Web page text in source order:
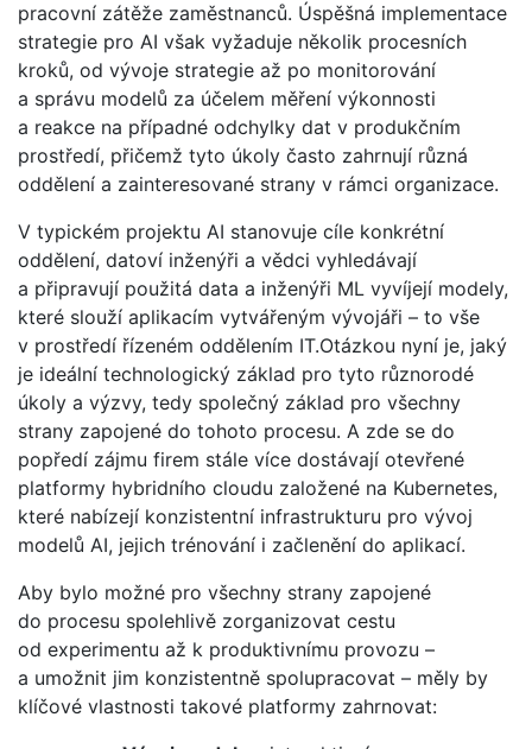
pracovní zátěže zaměstnanců. Úspěšná implementace
strategie pro AI však vyžaduje několik procesních
kroků, od vývoje strategie až po monitorování
a správu modelů za účelem měření výkonnosti
a reakce na případné odchylky dat v produkčním
prostředí, přičemž tyto úkoly často zahrnují různá
oddělení a zainteresované strany v rámci organizace.
V typickém projektu AI stanovuje cíle konkrétní
oddělení, datoví inženýři a vědci vyhledávají
a připravují použitá data a inženýři ML vyvíjejí modely,
které slouží aplikacím vytvářeným vývojáři – to vše
v prostředí řízeném oddělením IT.Otázkou nyní je, jaký
je ideální technologický základ pro tyto různorodé
úkoly a výzvy, tedy společný základ pro všechny
strany zapojené do tohoto procesu. A zde se do
popředí zájmu firem stále více dostávají otevřené
platformy hybridního cloudu založené na Kubernetes,
které nabízejí konzistentní infrastrukturu pro vývoj
modelů AI, jejich trénování i začlenění do aplikací.
Aby bylo možné pro všechny strany zapojené
do procesu spolehlivě zorganizovat cestu
od experimentu až k produktivnímu provozu –
a umožnit jim konzistentně spolupracovat – měly by
klíčové vlastnosti takové platformy zahrnovat: